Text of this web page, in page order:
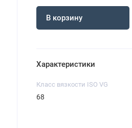
В корзину
Характеристики
Класс вязкости ISO VG
68